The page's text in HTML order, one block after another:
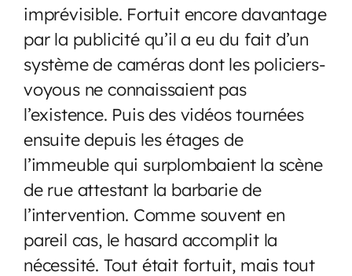
imprévisible. Fortuit encore davantage
par la publicité qu’il a eu du fait d’un
système de caméras dont les policiers-
voyous ne connaissaient pas
l’existence. Puis des vidéos tournées
ensuite depuis les étages de
l’immeuble qui surplombaient la scène
de rue attestant la barbarie de
l’intervention. Comme souvent en
pareil cas, le hasard accomplit la
nécessité. Tout était fortuit, mais tout